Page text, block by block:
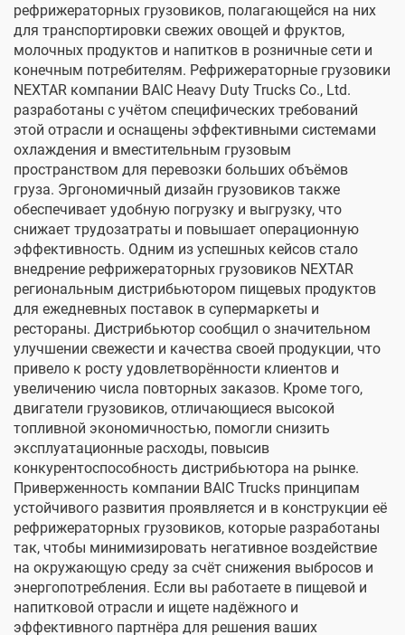
рефрижераторных грузовиков, полагающейся на них
для транспортировки свежих овощей и фруктов,
молочных продуктов и напитков в розничные сети и
конечным потребителям. Рефрижераторные грузовики
NEXTAR компании BAIC Heavy Duty Trucks Co., Ltd.
разработаны с учётом специфических требований
этой отрасли и оснащены эффективными системами
охлаждения и вместительным грузовым
пространством для перевозки больших объёмов
груза. Эргономичный дизайн грузовиков также
обеспечивает удобную погрузку и выгрузку, что
снижает трудозатраты и повышает операционную
эффективность. Одним из успешных кейсов стало
внедрение рефрижераторных грузовиков NEXTAR
региональным дистрибьютором пищевых продуктов
для ежедневных поставок в супермаркеты и
рестораны. Дистрибьютор сообщил о значительном
улучшении свежести и качества своей продукции, что
привело к росту удовлетворённости клиентов и
увеличению числа повторных заказов. Кроме того,
двигатели грузовиков, отличающиеся высокой
топливной экономичностью, помогли снизить
эксплуатационные расходы, повысив
конкурентоспособность дистрибьютора на рынке.
Приверженность компании BAIC Trucks принципам
устойчивого развития проявляется и в конструкции её
рефрижераторных грузовиков, которые разработаны
так, чтобы минимизировать негативное воздействие
на окружающую среду за счёт снижения выбросов и
энергопотребления. Если вы работаете в пищевой и
напитковой отрасли и ищете надёжного и
эффективного партнёра для решения ваших